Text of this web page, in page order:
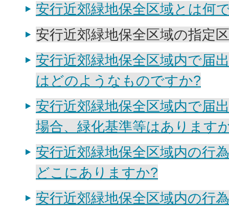
安行近郊緑地保全区域とは何
安行近郊緑地保全区域の指定
安行近郊緑地保全区域内で届
はどのようなものですか?
安行近郊緑地保全区域内で届
場合、緑化基準等はあります
安行近郊緑地保全区域内の行
どこにありますか?
安行近郊緑地保全区域内の行